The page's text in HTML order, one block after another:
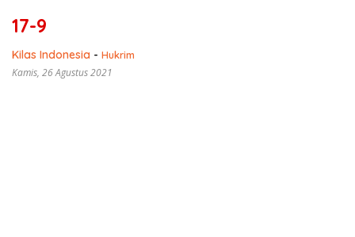
17-9
Kilas Indonesia - Hukrim
Kamis, 26 Agustus 2021